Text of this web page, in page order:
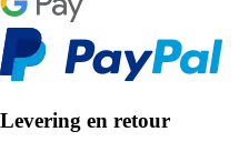
Levering en retour